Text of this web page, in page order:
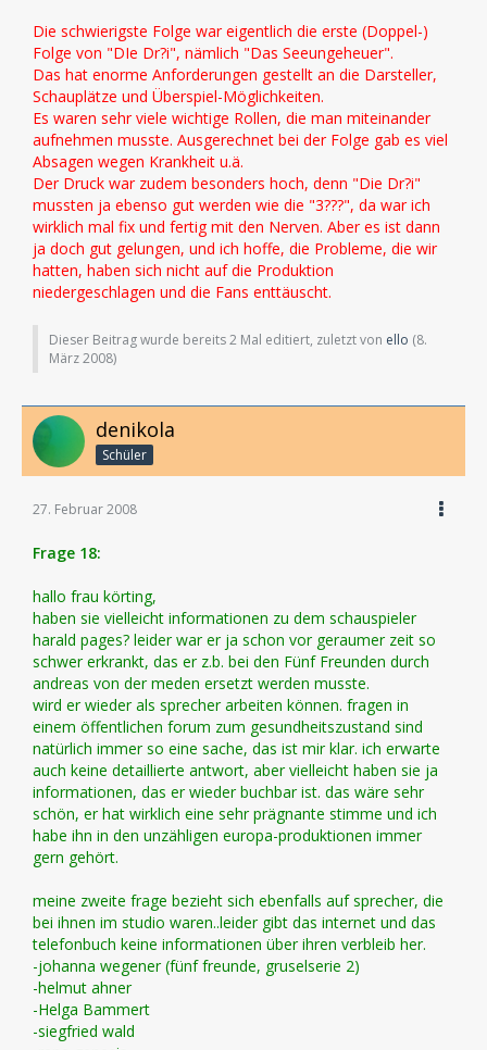
Die schwierigste Folge war eigentlich die erste (Doppel-)
Folge von "DIe Dr?i", nämlich "Das Seeungeheuer".
Das hat enorme Anforderungen gestellt an die Darsteller,
Schauplätze und Überspiel-Möglichkeiten.
Es waren sehr viele wichtige Rollen, die man miteinander
aufnehmen musste. Ausgerechnet bei der Folge gab es viel
Absagen wegen Krankheit u.ä.
Der Druck war zudem besonders hoch, denn "Die Dr?i"
mussten ja ebenso gut werden wie die "3???", da war ich
wirklich mal fix und fertig mit den Nerven. Aber es ist dann
ja doch gut gelungen, und ich hoffe, die Probleme, die wir
hatten, haben sich nicht auf die Produktion
niedergeschlagen und die Fans enttäuscht.
Dieser Beitrag wurde bereits 2 Mal editiert, zuletzt von ello (8.
März 2008)
denikola
Schüler
27. Februar 2008
Frage 18:
hallo frau körting,
haben sie vielleicht informationen zu dem schauspieler
harald pages? leider war er ja schon vor geraumer zeit so
schwer erkrankt, das er z.b. bei den Fünf Freunden durch
andreas von der meden ersetzt werden musste.
wird er wieder als sprecher arbeiten können. fragen in
einem öffentlichen forum zum gesundheitszustand sind
natürlich immer so eine sache, das ist mir klar. ich erwarte
auch keine detaillierte antwort, aber vielleicht haben sie ja
informationen, das er wieder buchbar ist. das wäre sehr
schön, er hat wirklich eine sehr prägnante stimme und ich
habe ihn in den unzähligen europa-produktionen immer
gern gehört.
meine zweite frage bezieht sich ebenfalls auf sprecher, die
bei ihnen im studio waren..leider gibt das internet und das
telefonbuch keine informationen über ihren verbleib her.
-johanna wegener (fünf freunde, gruselserie 2)
-helmut ahner
-Helga Bammert
-siegfried wald